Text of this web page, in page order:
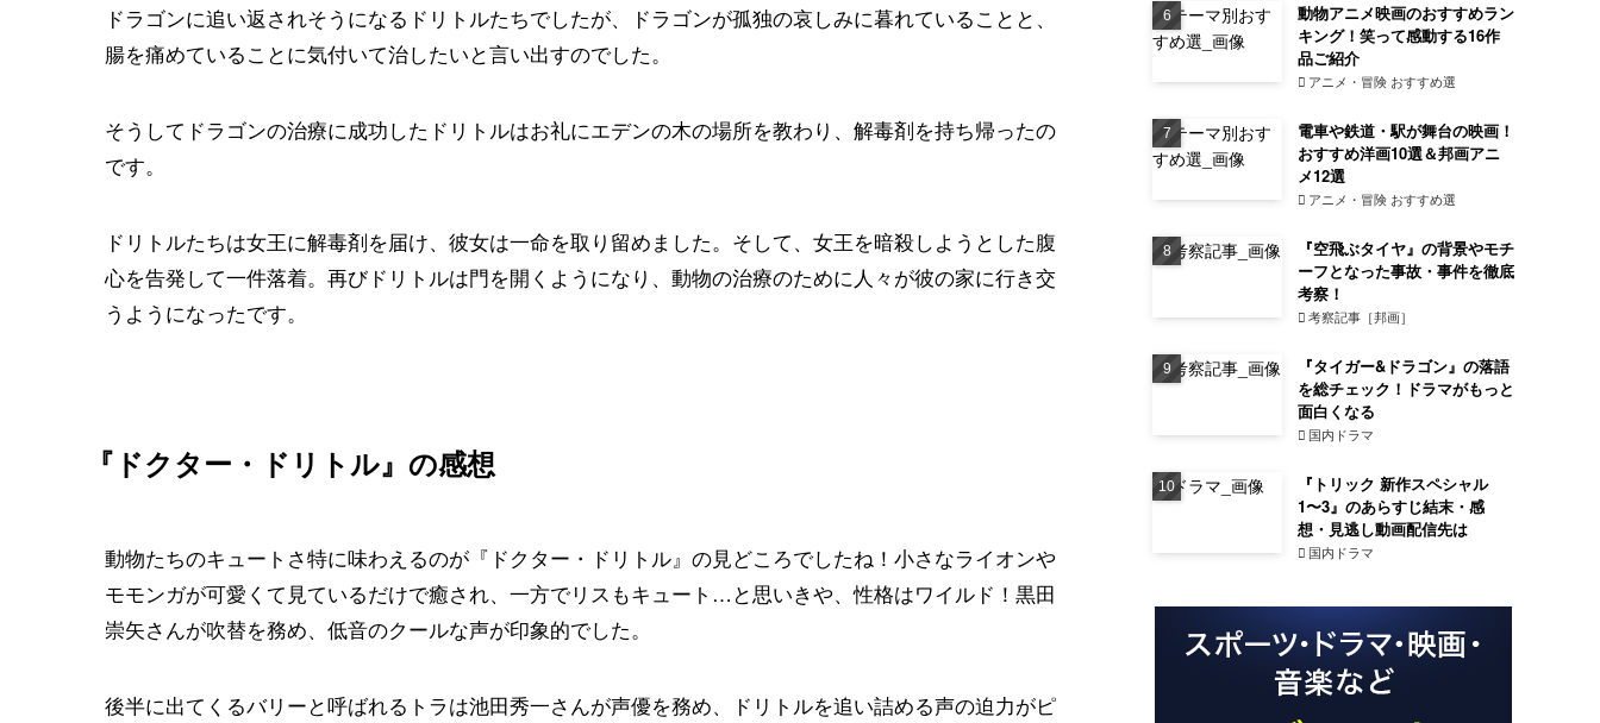
ドラゴンに追い返されそうになるドリトルたちでしたが、ドラゴンが孤独の哀しみに暮れていることと、
腸を痛めていることに気付いて治したいと言い出すのでした。
そうしてドラゴンの治療に成功したドリトルはお礼にエデンの木の場所を教わり、解毒剤を持ち帰ったの
です。
ドリトルたちは女王に解毒剤を届け、彼女は一命を取り留めました。そして、女王を暗殺しようとした腹
心を告発して一件落着。再びドリトルは門を開くようになり、動物の治療のために人々が彼の家に行き交
うようになったです。
『ドクター・ドリトル』の感想
動物たちのキュートさ特に味わえるのが『ドクター・ドリトル』の見どころでしたね！小さなライオンや
モモンガが可愛くて見ているだけで癒され、一方でリスもキュート…と思いきや、性格はワイルド！黒田
崇矢さんが吹替を務め、低音のクールな声が印象的でした。
後半に出てくるバリーと呼ばれるトラは池田秀一さんが声優を務め、ドリトルを追い詰める声の迫力がピ
動物アニメ映画のおすすめラン
キング！笑って感動する16作
品ご紹介
アニメ・冒険 おすすめ選
電車や鉄道・駅が舞台の映画！
おすすめ洋画10選＆邦画アニ
メ12選
アニメ・冒険 おすすめ選
『空飛ぶタイヤ』の背景やモチ
ーフとなった事故・事件を徹底
考察！
考察記事［邦画］
『タイガー&ドラゴン』の落語
を総チェック！ドラマがもっと
面白くなる
国内ドラマ
『トリック 新作スペシャル
1〜3』のあらすじ結末・感
想・見逃し動画配信先は
国内ドラマ